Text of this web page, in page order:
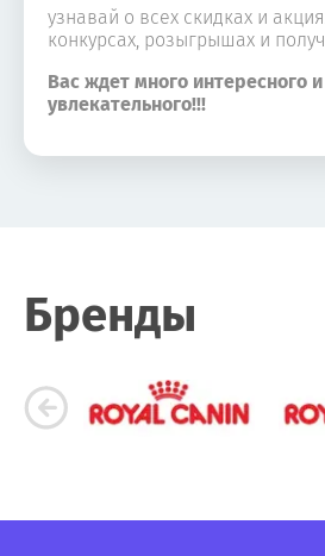
узнавай о всех скидках и
конкурсах, розыгрышах и
Вас ждет много интересного и
увлекательного!!!
Бренды